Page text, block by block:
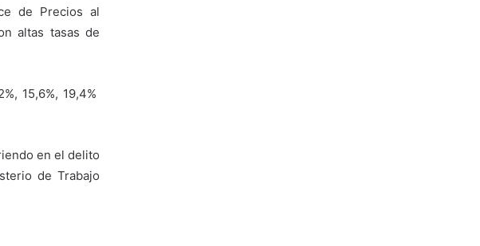
de Precios al
altas tasas de
15,6%, 19,4%
en el delito
de Trabajo